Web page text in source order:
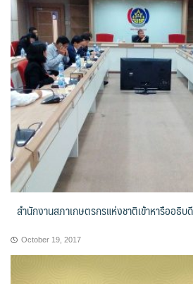
สำนักงานสภาเกษตรกรแห่งชาติเข้าหารืออธิ
October 19, 2017